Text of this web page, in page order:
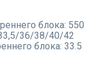
блока: 550
36/38/40/42
блока: 33.5